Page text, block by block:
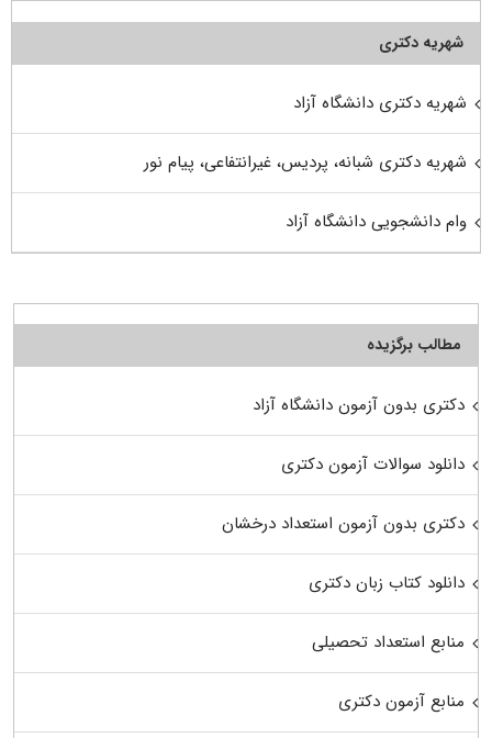
شهریه دکتری
شهریه دکتری دانشگاه آزاد
شهریه دکتری شبانه، پردیس، غیرانتفاعی، پیام نور
وام دانشجویی دانشگاه آزاد
مطالب برگزیده
دکتری بدون آزمون دانشگاه آزاد
دانلود سوالات آزمون دکتری
دکتری بدون آزمون استعداد درخشان
دانلود کتاب زبان دکتری
منابع استعداد تحصیلی
منابع آزمون دکتری